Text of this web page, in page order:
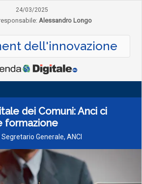
24/03/2025
Alessandro Longo
dell'innovazione
dei Comuni: Anci ci
formazione
Generale, ANCI